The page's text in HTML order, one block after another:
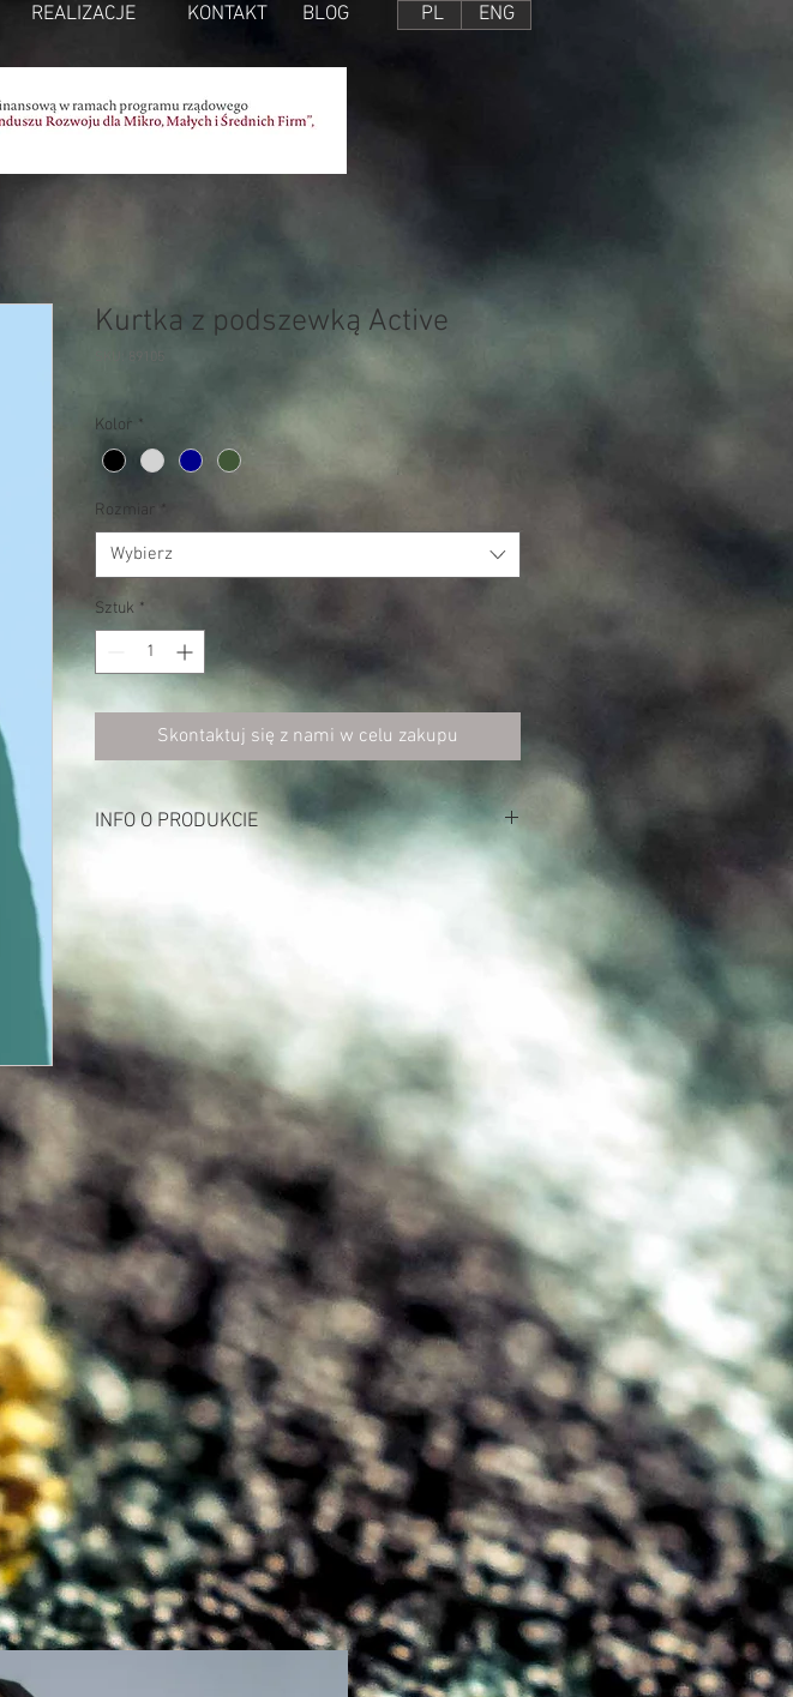
PL ENG
REALIZACJE KONTAKT BLOG
Kurtka z podszewką Active
SKU: 89105
Kolor *
Rozmiar *
Wybierz
Sztuk *
Skontaktuj się z nami w celu zakupu
INFO O PRODUKCIE
Pełny zamek w kontrastowym kolorze
2 kieszenie z kontrastowymi zamkami
Boczne szwy
Klasyczny krój